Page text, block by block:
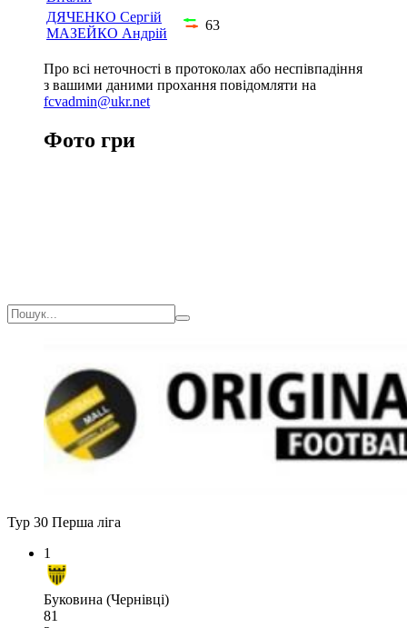
ДЯЧЕНКО Сергій
МАЗЕЙКО Андрій
63
Про всі неточності в протоколах або неспівпадіння
з вашими даними прохання повідомляти на
fcvadmin@ukr.net
Фото гри
Тур 30 Перша ліга
1
Буковина (Чернівці)
81